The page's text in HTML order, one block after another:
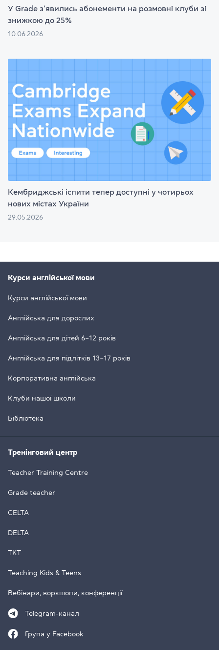
У Grade з’явились абонементи на розмовні клуби зі
знижкою до 25%
10.06.2026
Кембриджські іспити тепер доступні у чотирьох
нових містах України
29.05.2026
Курси англійської мови
Курси англійської мови
Англійська для дорослих
Англійська для дітей 6–12 років
Англійська для підлітків 13–17 років
Корпоративна англійська
Клуби нашої школи
Бібліотека
Тренінговий центр
Teacher Training Centre
Grade teacher
CELTA
DELTA
TKT
Teaching Kids & Teens
Вебінари, воркшопи, конференції
Telegram-канал
Група у Facebook